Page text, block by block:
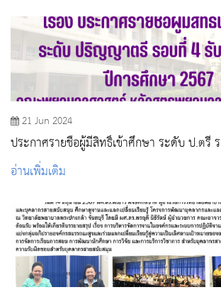
21 Jun 2024
ประกาศรายชื่อผู้มีสิทธิ์เข้าศึกษา ระดับ ป.ตรี
ปีการศึกษา 2567
อ่านเพิ่มเติม